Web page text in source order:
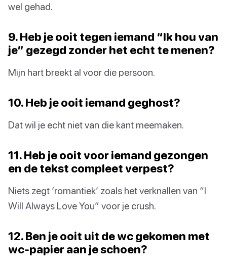
wel gehad.
9. Heb je ooit tegen iemand “Ik hou van
je” gezegd zonder het echt te menen?
Mijn hart breekt al voor die persoon.
10. Heb je ooit iemand geghost?
Dat wil je echt niet van die kant meemaken.
11. Heb je ooit voor iemand gezongen
en de tekst compleet verpest?
Niets zegt ‘romantiek’ zoals het verknallen van “I
Will Always Love You” voor je crush.
12. Ben je ooit uit de wc gekomen met
wc-papier aan je schoen?